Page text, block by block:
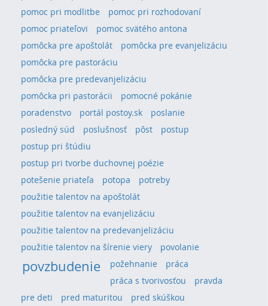
pomoc pri modlitbe
pomoc pri rozhodovaní
pomoc priateľovi
pomoc svätého antona
pomôcka pre apoštolát
pomôcka pre evanjelizáciu
pomôcka pre pastoráciu
pomôcka pre predevanjelizáciu
pomôcka pri pastorácii
pomocné pokánie
poradenstvo
portál postoy.sk
poslanie
posledný súd
poslušnosť pôst
postup
postup pri štúdiu
postup pri tvorbe duchovnej poézie
potešenie priateľa
potopa
potreby
použitie talentov na apoštolát
použitie talentov na evanjelizáciu
použitie talentov na predevanjelizáciu
použitie talentov na šírenie viery
povolanie
povzbudenie požehnanie
práca
práca s tvorivosťou
pravda
pre deti
pred maturitou pred skúškou